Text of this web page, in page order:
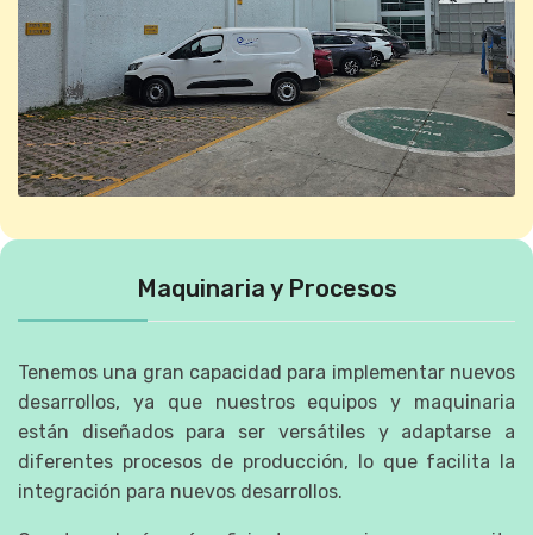
Maquinaria y Procesos
Tenemos una gran capacidad para implementar nuevos
desarrollos, ya que nuestros equipos y maquinaria
están diseñados para ser versátiles y adaptarse a
diferentes procesos de producción, lo que facilita la
integración para nuevos desarrollos.